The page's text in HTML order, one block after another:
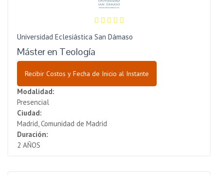
Universidad Eclesiástica San Dámaso
Máster en Teología
Recibir Costos y Fecha de Inicio al Instante
Modalidad:
Presencial
Ciudad:
Madrid, Comunidad de Madrid
Duración:
2 AÑOS